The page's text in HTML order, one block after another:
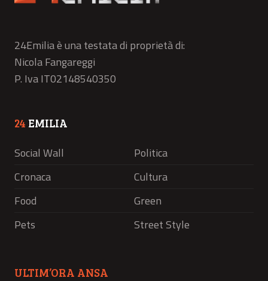
24Emilia è una testata di proprietà di:
Nicola Fangareggi
P. Iva IT02148540350
24 EMILIA
Social Wall
Politica
Cronaca
Cultura
Food
Green
Pets
Street Style
ULTIM’ORA ANSA